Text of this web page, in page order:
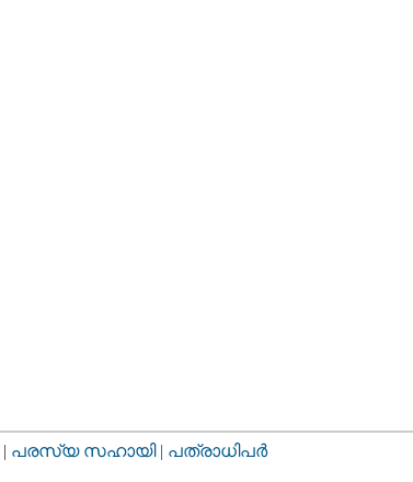
| പരസ്യ സഹായി | പത്രാധിപര്‍